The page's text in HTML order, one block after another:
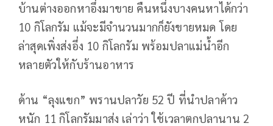
บ้านต่างออกหาอึ่งมาขาย คืนหนึ่งบางคนหาได้กว่า
10 กิโลกรัม แม้จะมีจำนวนมากก็ยังขายหมด โดย
ล่าสุดเพิ่งส่งอึ่ง 10 กิโลกรัม พร้อมปลาแม่น้ำอีก
หลายตัวให้กับร้านอาหาร
ด้าน “ลุงแขก” พรานปลาวัย 52 ปี ที่นำปลาค้าว
หนัก 11 กิโลกรัมมาส่ง เล่าว่า ใช้เวลาตกปลานาน 2